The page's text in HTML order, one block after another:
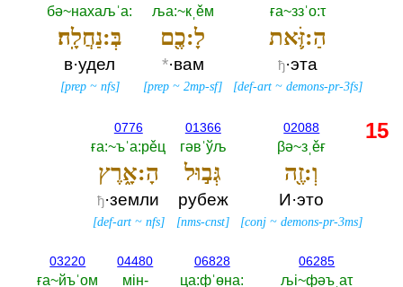
ға~ззˈо:τ
הַ:זֹּ֛את
ђ·эта
[def-art ~demons-pr-3fs]
ља:~кˌěм
לָ:כֶ֖ם
*·вам
[prep ~2mp-sf]
бә~нахаљˈа:‎
בְּ:נַחֲלָֽה׃
в·удел
[prep~ nfs]
02088
βә~зˌěғ
וְ:זֶ֖ה
И·это
[conj ~demons-pr-3ms]
01366
гәвˈўљ
גְּב֣וּל
рубеж
[nms-cnst]
0776
ға:~ъˈа:рěц
הָ:אָ֑רֶץ
ђ·земли
[def-art~ nfs]
06285
љi~фәъˌаτ
06828
ца:фˈөна:‎
04480
мiн-‎
03220
ға~йъˈом
15